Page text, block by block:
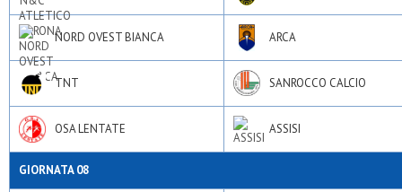
NORD OVEST BIANCA ARCA
TNT SANROCCO CALCIO
OSA LENTATE ASSISI
GIORNATA 08